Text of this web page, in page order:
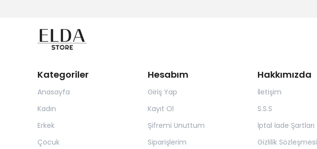
Kategoriler
Anasayfa
Kadın
Erkek
Çocuk
Hesabım
Giriş Yap
Kayıt Ol
Şifremi Unuttum
Siparişlerim
Hakkımızda
İletişim
S.S.S
İptal İade Şartları
Gizlilik Sözleşmesi